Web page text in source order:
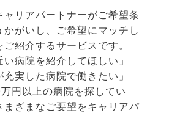
ャリアパートナーがご希望条
かがいし、ご希望にマッチし
紹介するサービスです。
い病院を紹介してほしい」
充実した病院で働きたい」
円以上の病院を探してい
まざまなご要望をキャリアパ